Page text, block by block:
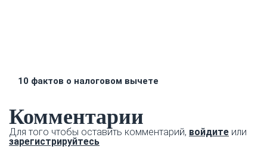
10 фактов о налоговом вычете
Комментарии
Для того чтобы оставить комментарий, войдите или
зарегистрируйтесь